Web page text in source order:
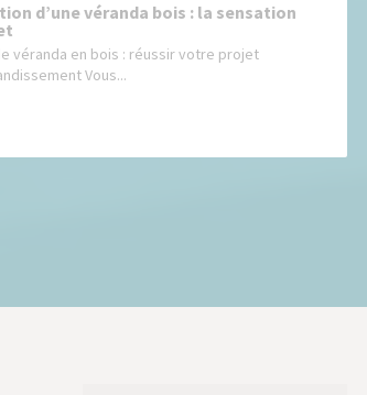
d’une véranda bois : la sensation
véranda en bois : réussir votre projet
Vous...